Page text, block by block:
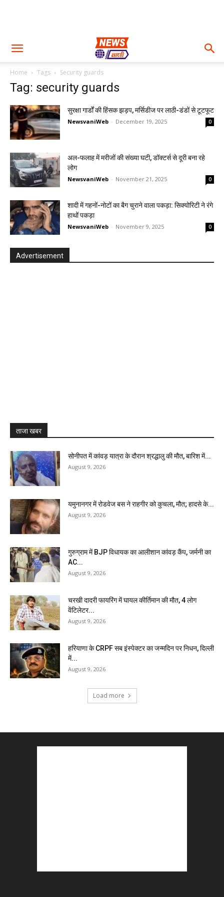
Home Tags Security guards
Tag: security guards
सुरक्षा गार्डों की हिंसक झड़प, मर्सिडीज पर लाठी-डंडों से टूटफूट
NewsvaniWeb - December 19, 2025 0
अल-फलाह में मरीजों की संख्या घटी, डॉक्टर्स से दूरी बना रहे
लोग
NewsvaniWeb - November 21, 2025 0
शादी में गहनों-नोटों का बैग चुराने वाला पकड़ा: सिक्योरिटी ने रंगे
हाथों पकड़ा
NewsvaniWeb - November 9, 2025 0
Advertisement
ताजा खबर
सोनीपत में कांवड़ यात्रा के दौरान श्रद्धालु की मौत, बारिश में...
August 9, 2026
यमुनानगर में रोडवेज बस ने राहगीर को कुचला, मौत; हादसे के...
August 9, 2026
गुरुग्राम में BJP विधायक का आलीशान कांवड़ कैंप, जर्मनी का
AC...
August 9, 2026
चरखी दादरी फायरिंग में घायल कीर्तिमान की मौत, 4 लोग
वेंटिलेटर...
August 9, 2026
हरियाणा के CRPF सब इंस्पेक्टर का जन्मदिन पर निधन, दिल्ली
में...
August 9, 2026
Load more